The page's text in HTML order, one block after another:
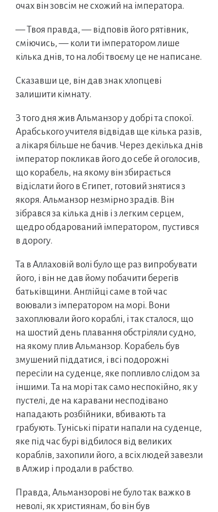
очах він зовсім не схожий на імператора.
— Твоя правда, — відповів його рятівник,
сміючись, — коли ти імператором лише
кілька днів, то на лобі твоєму це не написане.
Сказавши це, він дав знак хлопцеві
залишити кімнату.
З того дня жив Альманзор у добрі та спокої.
Арабського учителя відвідав ще кілька разів,
а лікаря більше не бачив. Через декілька днів
імператор покликав його до себе й оголосив,
що корабель, на якому він збирається
відіслати його в Єгипет, готовий знятися з
якоря. Альманзор незмірно зрадів. Він
зібрався за кілька днів і з легким серцем,
щедро обдарований імператором, пустився
в дорогу.
Та в Аллаховій волі було ще раз випробувати
його, і він не дав йому побачити берегів
батьківщини. Англійці саме в той час
воювали з імператором на морі. Вони
захоплювали його кораблі, і так сталося, що
на шостий день плавання обстріляли судно,
на якому плив Альманзор. Корабель був
змушений піддатися, і всі подорожні
пересіли на суденце, яке попливло слідом за
іншими. Та на морі так само неспокійно, як у
пустелі, де на каравани несподівано
нападають розбійники, вбивають та
грабують. Туніські пірати напали на суденце,
яке під час бурі відбилося від великих
кораблів, захопили його, а всіх людей завезли
в Алжир і продали в рабство.
Правда, Альманзорові не було так важко в
неволі, як християнам, бо він був